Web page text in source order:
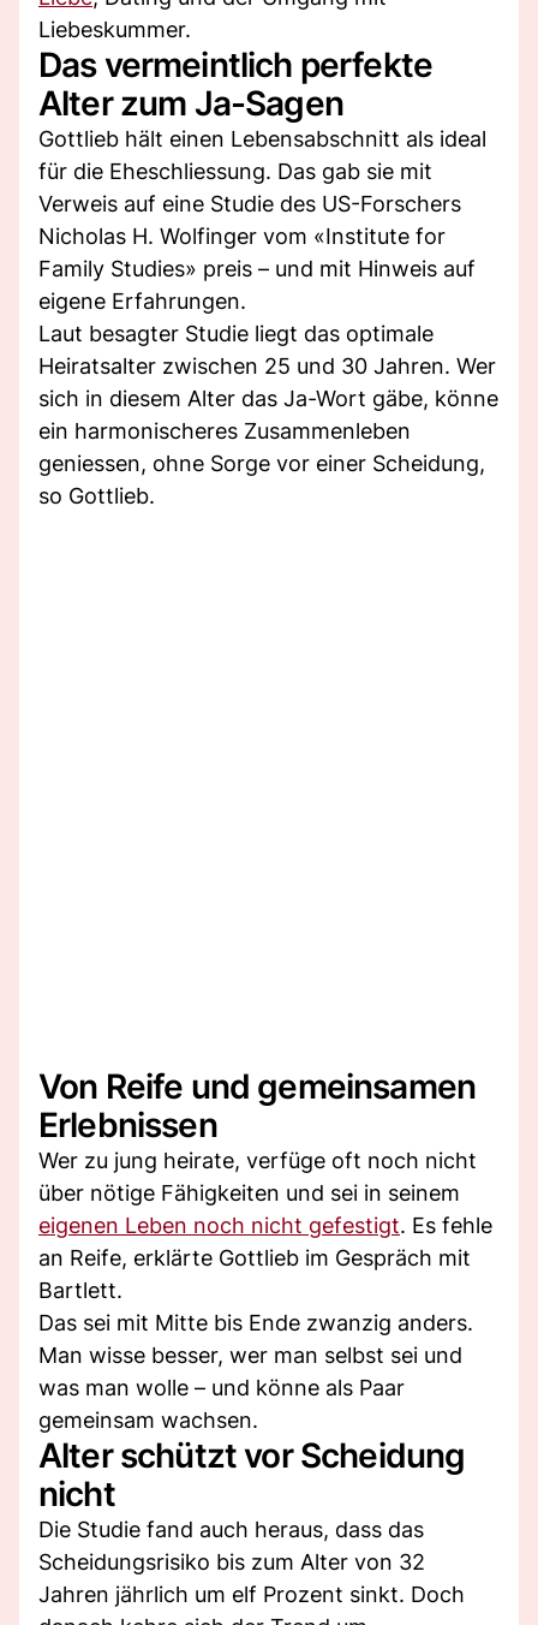
Liebeskummer.
Das vermeintlich perfekte
Alter zum Ja-Sagen
Gottlieb hält einen Lebensabschnitt als ideal
für die Eheschliessung. Das gab sie mit
Verweis auf eine Studie des US-Forschers
Nicholas H. Wolfinger vom «Institute for
Family Studies» preis – und mit Hinweis auf
eigene Erfahrungen.
Laut besagter Studie liegt das optimale
Heiratsalter zwischen 25 und 30 Jahren. Wer
sich in diesem Alter das Ja-Wort gäbe, könne
ein harmonischeres Zusammenleben
geniessen, ohne Sorge vor einer Scheidung,
so Gottlieb.
Von Reife und gemeinsamen
Erlebnissen
Wer zu jung heirate, verfüge oft noch nicht
über nötige Fähigkeiten und sei in seinem
eigenen Leben noch nicht gefestigt. Es fehle
an Reife, erklärte Gottlieb im Gespräch mit
Bartlett.
Das sei mit Mitte bis Ende zwanzig anders.
Man wisse besser, wer man selbst sei und
was man wolle – und könne als Paar
gemeinsam wachsen.
Alter schützt vor Scheidung
nicht
Die Studie fand auch heraus, dass das
Scheidungsrisiko bis zum Alter von 32
Jahren jährlich um elf Prozent sinkt. Doch